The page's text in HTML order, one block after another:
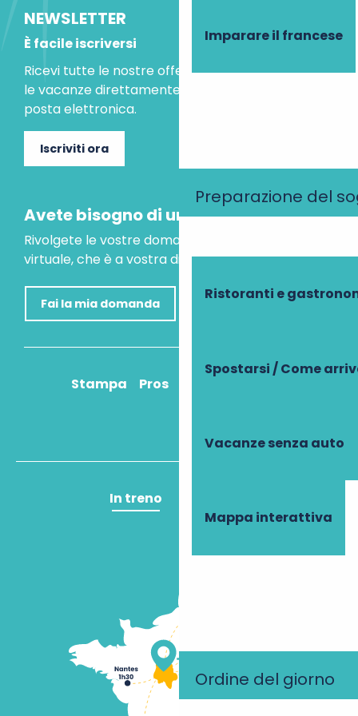
Imparare il francese
Preparazione del
Ristoranti e
Spostarsi / Come
Vacanze senza auto
Mappa interattiva
Ordine del giorno
NEWSLETTER
È facile iscriversi
Ricevi tutte le nostre offerte speciali e le idee per
le vacanze direttamente nella tua casella di
posta elettronica.
Iscriviti ora
Avete bisogno di un consiglio?
Rivolgete le vostre domande al nostro assistente
virtuale, che è a vostra disposizione per aiutarvi.
Fai la mia domanda
Stampa Pros
In treno